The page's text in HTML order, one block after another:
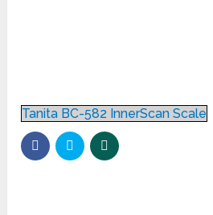
Tanita BC-582 InnerScan Scale